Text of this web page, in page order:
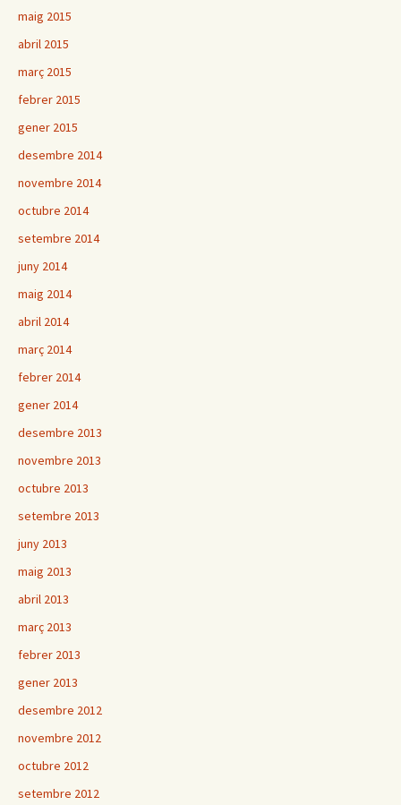
maig 2015
abril 2015
març 2015
febrer 2015
gener 2015
desembre 2014
novembre 2014
octubre 2014
setembre 2014
juny 2014
maig 2014
abril 2014
març 2014
febrer 2014
gener 2014
desembre 2013
novembre 2013
octubre 2013
setembre 2013
juny 2013
maig 2013
abril 2013
març 2013
febrer 2013
gener 2013
desembre 2012
novembre 2012
octubre 2012
setembre 2012